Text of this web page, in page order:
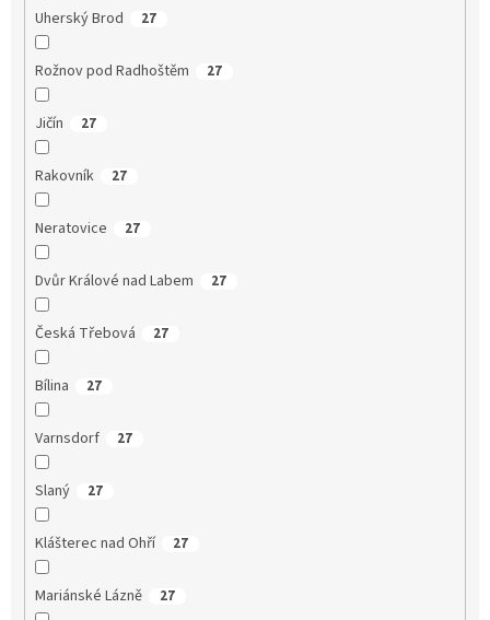
Uherský Brod 27
Rožnov pod Radhoštěm 27
Jičín 27
Rakovník 27
Neratovice 27
Dvůr Králové nad Labem 27
Česká Třebová 27
Bílina 27
Varnsdorf 27
Slaný 27
Klášterec nad Ohří 27
Mariánské Lázně 27